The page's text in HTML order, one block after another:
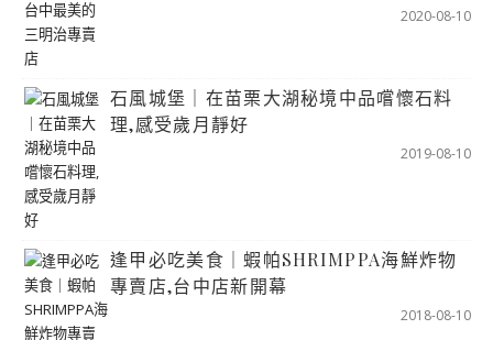
2020-08-10
石風城堡｜在苗栗大湖秘境中品嚐懷石料
理,感受歲月靜好
2019-08-10
逢甲必吃美食｜蝦帕SHRIMPPA海鮮炸物
專賣店,台中店新開幕
2018-08-10